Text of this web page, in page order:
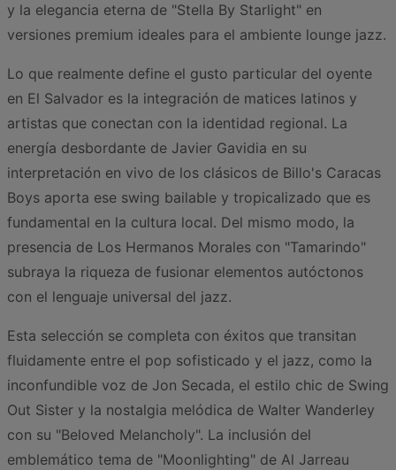
y la elegancia eterna de "Stella By Starlight" en
versiones premium ideales para el ambiente lounge jazz.
Lo que realmente define el gusto particular del oyente
en El Salvador es la integración de matices latinos y
artistas que conectan con la identidad regional. La
energía desbordante de Javier Gavidia en su
interpretación en vivo de los clásicos de Billo's Caracas
Boys aporta ese swing bailable y tropicalizado que es
fundamental en la cultura local. Del mismo modo, la
presencia de Los Hermanos Morales con "Tamarindo"
subraya la riqueza de fusionar elementos autóctonos
con el lenguaje universal del jazz.
Esta selección se completa con éxitos que transitan
fluidamente entre el pop sofisticado y el jazz, como la
inconfundible voz de Jon Secada, el estilo chic de Swing
Out Sister y la nostalgia melódica de Walter Wanderley
con su "Beloved Melancholy". La inclusión del
emblemático tema de "Moonlighting" de Al Jarreau